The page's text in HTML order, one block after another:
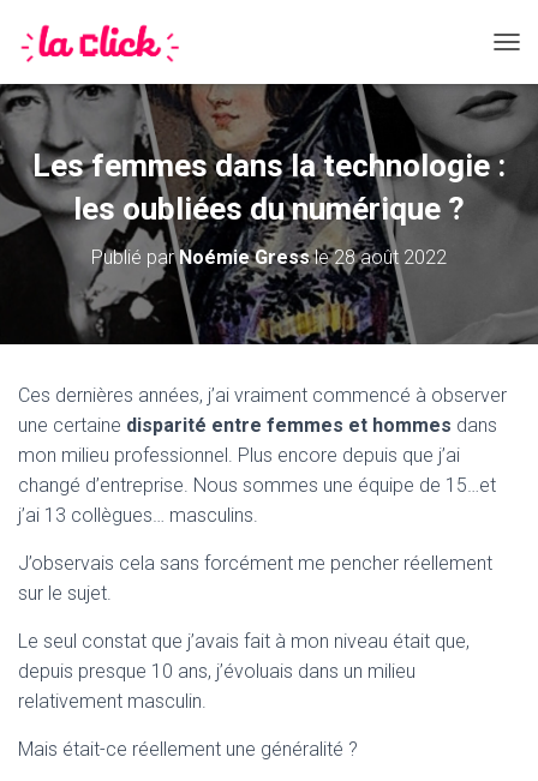
Les femmes dans la technologie :
les oubliées du numérique ?
Publié parNoémie Gressle28 août 2022
Ces dernières années, j’ai vraiment commencé à observer
une certaine disparité entre femmes et hommes dans
mon milieu professionnel. Plus encore depuis que j’ai
changé d’entreprise. Nous sommes une équipe de 15…et
j’ai 13 collègues… masculins.
J’observais cela sans forcément me pencher réellement
sur le sujet.
Le seul constat que j’avais fait à mon niveau était que,
depuis presque 10 ans, j’évoluais dans un milieu
relativement masculin.
Mais était-ce réellement une généralité ?